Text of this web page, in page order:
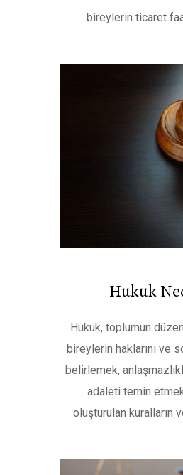
bireylerin ticaret
Hukuk
Hukuk, toplumun
bireylerin haklarını ve
belirlemek,
adaleti temin
oluşturulan kuralların